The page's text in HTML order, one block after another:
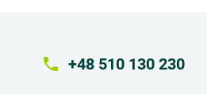
local_phone +48 510 130 230